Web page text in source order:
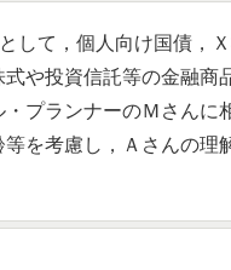
して，個人向け国債，
や投資信託等の金融商
プランナーのＭさんに
を考慮し，Ａさんの理